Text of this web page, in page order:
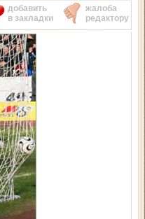
добавить
в закладки
жалоба
редактору